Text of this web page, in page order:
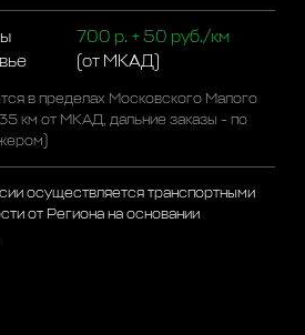
700 р. + 50 руб./км
(от МКАД)
в пределах Московского Малого
км от МКАД, дальние заказы - по
осуществляется транспортными
от Региона на основании